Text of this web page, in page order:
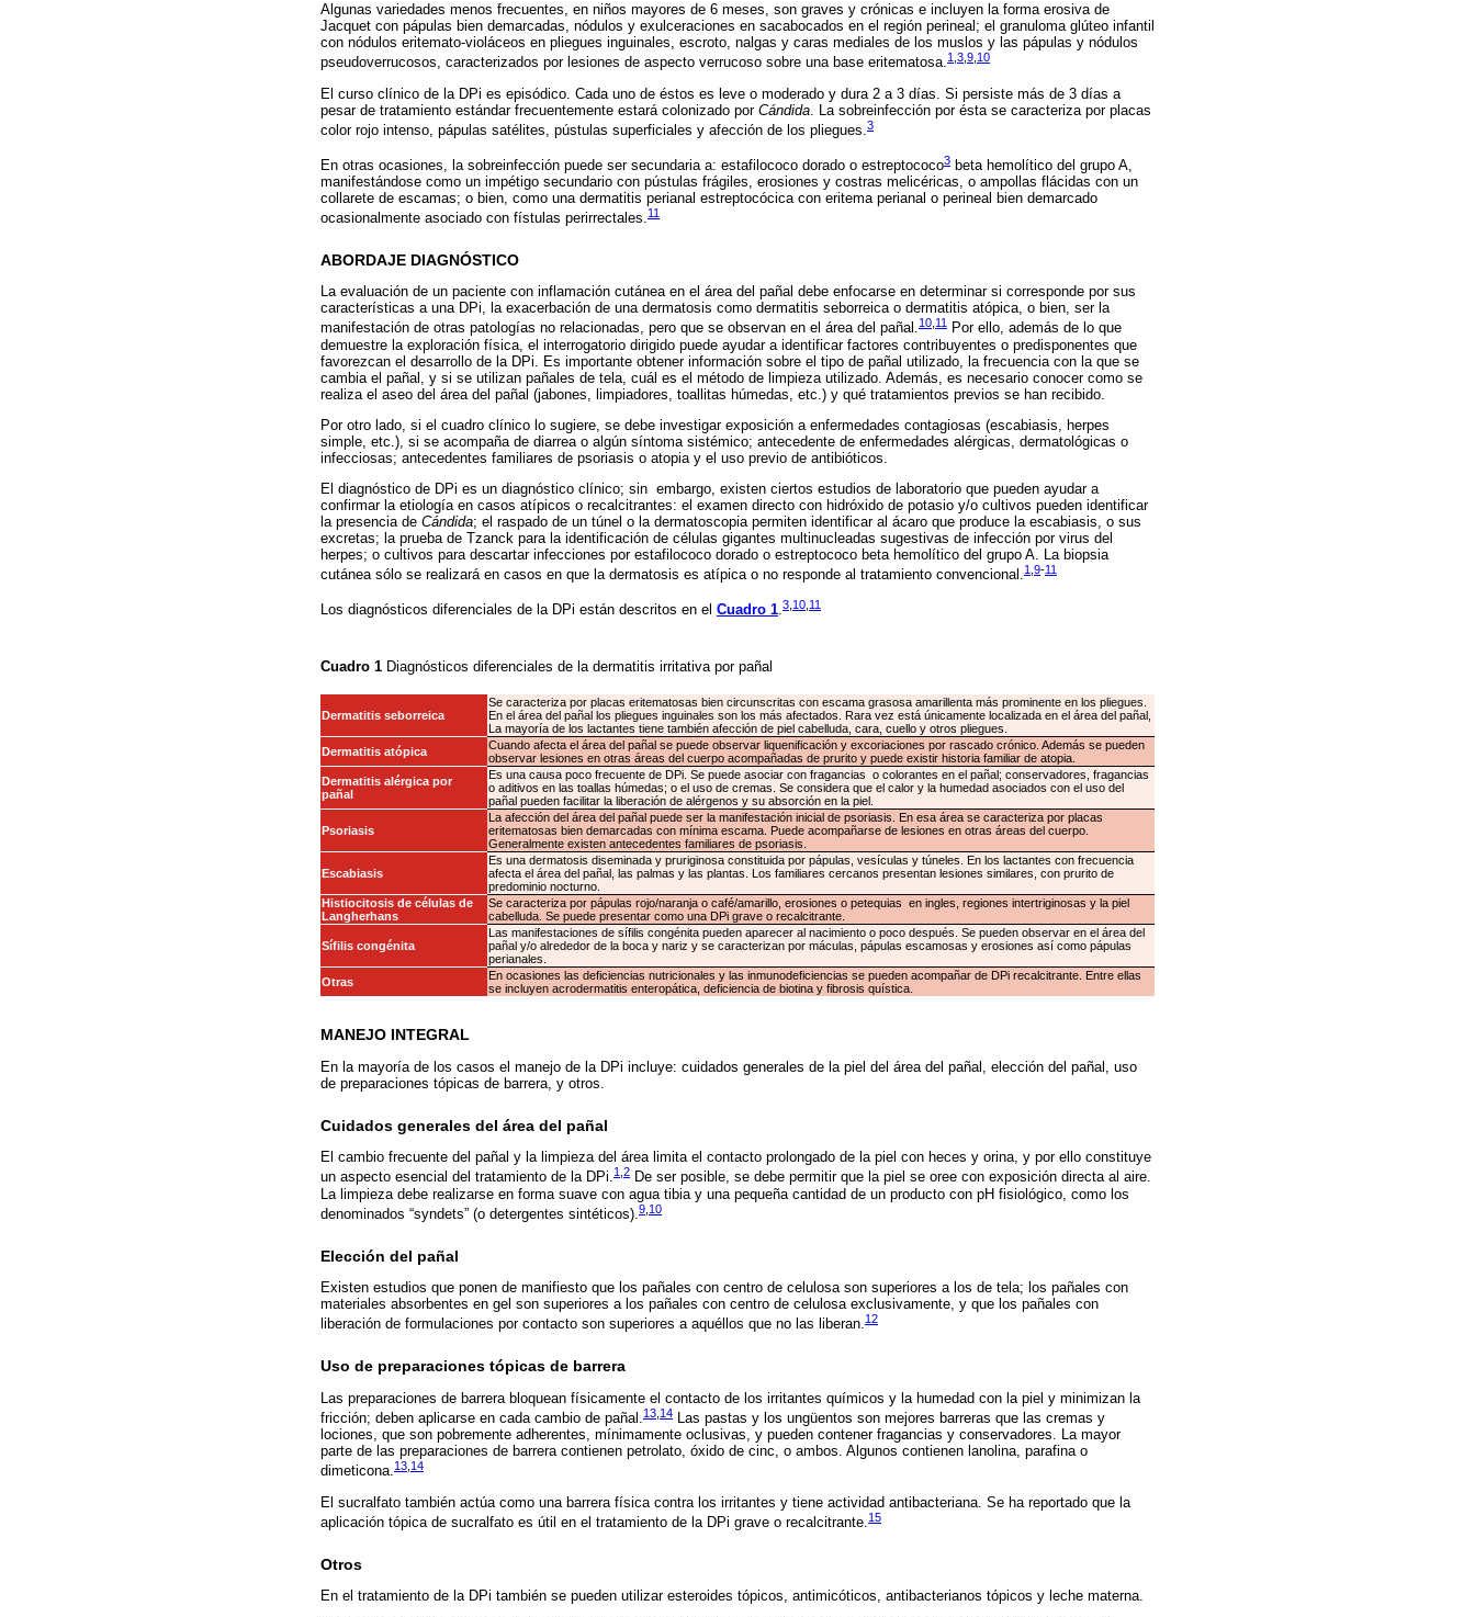
Algunas variedades menos frecuentes, en niños mayores de 6 meses, son graves y crónicas e incluyen la forma erosiva de
Jacquet con pápulas bien demarcadas, nódulos y exulceraciones en sacabocados en el región perineal; el granuloma glúteo infantil
con nódulos eritemato-violáceos en pliegues inguinales, escroto, nalgas y caras mediales de los muslos y las pápulas y nódulos
pseudoverrucosos, caracterizados por lesiones de aspecto verrucoso sobre una base eritematosa.1 3 9 10
El curso clínico de la DPi es episódico. Cada uno de éstos es leve o moderado y dura 2 a 3 días. Si persiste más de 3 días a
pesar de tratamiento estándar frecuentemente estará colonizado por Cándida . La sobreinfección por ésta se caracteriza por placas
color rojo intenso, pápulas satélites, pústulas superficiales y afección de los pliegues.3
En otras ocasiones, la sobreinfección puede ser secundaria a: estafilococo dorado o estreptococo3 beta hemolítico del grupo A,
manifestándose como un impétigo secundario con pústulas frágiles, erosiones y costras melicéricas, o ampollas flácidas con un
collarete de escamas; o bien, como una dermatitis perianal estreptocócica con eritema perianal o perineal bien demarcado
ocasionalmente asociado con fístulas perirrectales.11
ABORDAJE DIAGNÓSTICO
La evaluación de un paciente con inflamación cutánea en el área del pañal debe enfocarse en determinar si corresponde por sus
características a una DPi, la exacerbación de una dermatosis como dermatitis seborreica o dermatitis atópica, o bien, ser la
manifestación de otras patologías no relacionadas, pero que se observan en el área del pañal.10,11 Por ello, además de lo que
demuestre la exploración física, el interrogatorio dirigido puede ayudar a identificar factores contribuyentes o predisponentes que
favorezcan el desarrollo de la DPi. Es importante obtener información sobre el tipo de pañal utilizado, la frecuencia con la que se
cambia el pañal, y si se utilizan pañales de tela, cuál es el método de limpieza utilizado. Además, es necesario conocer como se
realiza el aseo del área del pañal (jabones, limpiadores, toallitas húmedas, etc.) y qué tratamientos previos se han recibido.
Por otro lado, si el cuadro clínico lo sugiere, se debe investigar exposición a enfermedades contagiosas (escabiasis, herpes
simple, etc.), si se acompaña de diarrea o algún síntoma sistémico; antecedente de enfermedades alérgicas, dermatológicas o
infecciosas; antecedentes familiares de psoriasis o atopia y el uso previo de antibióticos.
El diagnóstico de DPi es un diagnóstico clínico; sin embargo, existen ciertos estudios de laboratorio que pueden ayudar a
confirmar la etiología en casos atípicos o recalcitrantes: el examen directo con hidróxido de potasio y/o cultivos pueden identificar
la presencia de Cándida; el raspado de un túnel o la dermatoscopia permiten identificar al ácaro que produce la escabiasis, o sus
excretas; la prueba de Tzanck para la identificación de células gigantes multinucleadas sugestivas de infección por virus del
herpes; o cultivos para descartar infecciones por estafilococo dorado o estreptococo beta hemolítico del grupo A. La biopsia
cutánea sólo se realizará en casos en que la dermatosis es atípica o no responde al tratamiento convencional.1 9-11
Los diagnósticos diferenciales de la DPi están descritos en el Cuadro 1.3 10 11
Cuadro 1 Diagnósticos diferenciales de la dermatitis irritativa por pañal
Dermatitis seborreica
Se caracteriza por placas eritematosas bien circunscritas con escama grasosa amarillenta más prominente en los pliegues.
En el área del pañal los pliegues inguinales son los más afectados. Rara vez está únicamente localizada en el área del pañal,
La mayoría de los lactantes tiene también afección de piel cabelluda, cara, cuello y otros pliegues.
Dermatitis atópica
Cuando afecta el área del pañal se puede observar liquenificación y excoriaciones por rascado crónico. Además se pueden
observar lesiones en otras áreas del cuerpo acompañadas de prurito y puede existir historia familiar de atopia.
Dermatitis alérgica por
pañal
Es una causa poco frecuente de DPi. Se puede asociar con fragancias o colorantes en el pañal; conservadores, fragancias
o aditivos en las toallas húmedas; o el uso de cremas. Se considera que el calor y la humedad asociados con el uso del
pañal pueden facilitar la liberación de alérgenos y su absorción en la piel.
Psoriasis
La afección del área del pañal puede ser la manifestación inicial de psoriasis. En esa área se caracteriza por placas
eritematosas bien demarcadas con mínima escama. Puede acompañarse de lesiones en otras áreas del cuerpo.
Generalmente existen antecedentes familiares de psoriasis.
Escabiasis
Es una dermatosis diseminada y pruriginosa constituida por pápulas, vesículas y túneles. En los lactantes con frecuencia
afecta el área del pañal, las palmas y las plantas. Los familiares cercanos presentan lesiones similares, con prurito de
predominio nocturno.
Histiocitosis de células de
Langherhans
Se caracteriza por pápulas rojo/naranja o café/amarillo, erosiones o petequias en ingles, regiones intertriginosas y la piel
cabelluda. Se puede presentar como una DPi grave o recalcitrante.
Sífilis congénita
Las manifestaciones de sífilis congénita pueden aparecer al nacimiento o poco después. Se pueden observar en el área del
pañal y/o alrededor de la boca y nariz y se caracterizan por máculas, pápulas escamosas y erosiones así como pápulas
perianales.
Otras
En ocasiones las deficiencias nutricionales y las inmunodeficiencias se pueden acompañar de DPi recalcitrante. Entre ellas
se incluyen acrodermatitis enteropática, deficiencia de biotina y fibrosis quística.
MANEJO INTEGRAL
En la mayoría de los casos el manejo de la DPi incluye: cuidados generales de la piel del área del pañal, elección del pañal, uso
de preparaciones tópicas de barrera, y otros.
Cuidados generales del área del pañal
El cambio frecuente del pañal y la limpieza del área limita el contacto prolongado de la piel con heces y orina, y por ello constituye
un aspecto esencial del tratamiento de la DPi.1 2 De ser posible, se debe permitir que la piel se oree con exposición directa al aire.
La limpieza debe realizarse en forma suave con agua tibia y una pequeña cantidad de un producto con pH fisiológico, como los
denominados “syndets” (o detergentes sintéticos). 9 10
Elección del pañal
Existen estudios que ponen de manifiesto que los pañales con centro de celulosa son superiores a los de tela; los pañales con
materiales absorbentes en gel son superiores a los pañales con centro de celulosa exclusivamente, y que los pañales con
liberación de formulaciones por contacto son superiores a aquéllos que no las liberan.12
Uso de preparaciones tópicas de barrera
Las preparaciones de barrera bloquean físicamente el contacto de los irritantes químicos y la humedad con la piel y minimizan la
fricción; deben aplicarse en cada cambio de pañal.13 14 Las pastas y los ungüentos son mejores barreras que las cremas y
lociones, que son pobremente adherentes, mínimamente oclusivas, y pueden contener fragancias y conservadores. La mayor
parte de las preparaciones de barrera contienen petrolato, óxido de cinc, o ambos. Algunos contienen lanolina, parafina o
dimeticona.13 14
El sucralfato también actúa como una barrera física contra los irritantes y tiene actividad antibacteriana. Se ha reportado que la
aplicación tópica de sucralfato es útil en el tratamiento de la DPi grave o recalcitrante.15
Otros
En el tratamiento de la DPi también se pueden utilizar esteroides tópicos, antimicóticos, antibacterianos tópicos y leche materna.